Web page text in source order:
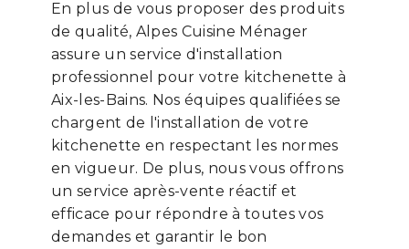
En plus de vous proposer des produits
de qualité, Alpes Cuisine Ménager
assure un service d'installation
professionnel pour votre kitchenette à
Aix-les-Bains. Nos équipes qualifiées se
chargent de l'installation de votre
kitchenette en respectant les normes
en vigueur. De plus, nous vous offrons
un service après-vente réactif et
efficace pour répondre à toutes vos
demandes et garantir le bon